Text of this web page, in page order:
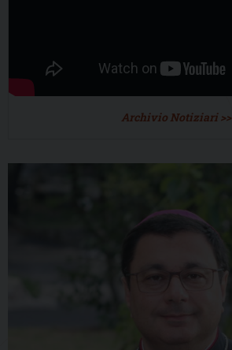
Archivio Notiziari >>